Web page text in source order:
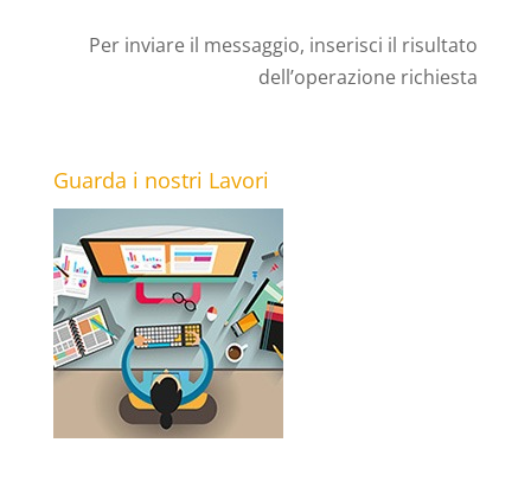
Per inviare il messaggio, inserisci il risultato
dell’operazione richiesta
Guarda i nostri Lavori